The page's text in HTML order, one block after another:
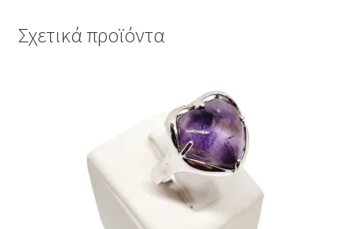
Σχετικά προϊόντα